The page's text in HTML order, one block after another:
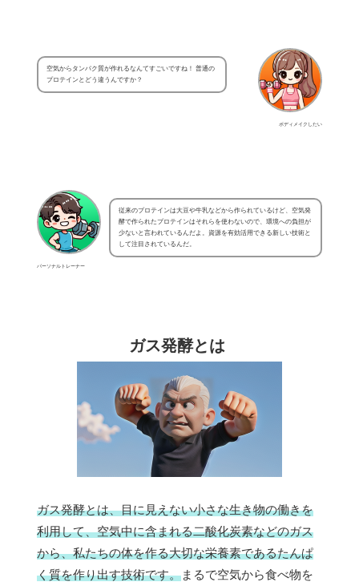
ボディメイクしたい
空気からタンパク質が作れるなんてすごいですね！ 普通の
プロテインとどう違うんですか？
パーソナルトレーナー
従来のプロテインは大豆や牛乳などから作られているけど、空気発
酵で作られたプロテインはそれらを使わないので、環境への負担が
少ないと言われているんだよ。資源を有効活用できる新しい技術と
して注目されているんだ。
ガス発酵とは
ガス発酵とは、目に見えない小さな生き物の働きを
利用して、空気中に含まれる二酸化炭素などのガス
から、私たちの体を作る大切な栄養素であるたんぱ
く質を作り出す技術です。まるで空気から食べ物を